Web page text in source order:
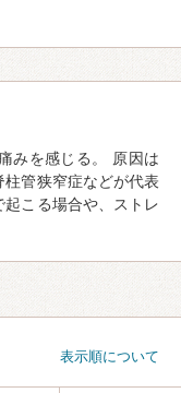
みを感じる。 原因は
管狭窄症などが代表
こる場合や、ストレ
表示順について